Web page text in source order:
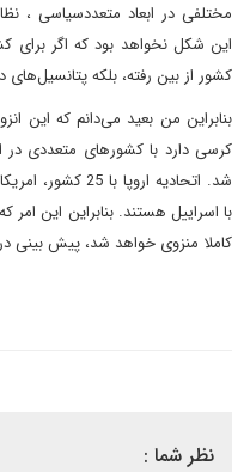
مختلفی در ابعاد متعددسیاسی ،
این شکل نخواهد بود که اگر برای
کشور از بین رفته، بلکه پتانسیل‌های
بنابراین من بعید می‌دانم که این
کرسی دارد با کشورهای متعددی
شد. اتحادیه
با اسراییل هستند. بنابراین این امر
کاملا منزوی خواهد شد، پیش بینی
نظر شما :